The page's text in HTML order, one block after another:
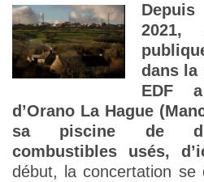
2021,
dans la
EDF
d’Orano La Hague
sa piscine de
combustibles usés,
début, la concertation se